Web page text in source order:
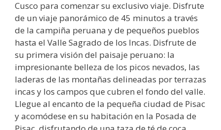
Cusco para comenzar su exclusivo viaje. Disfrute
de un viaje panorámico de 45 minutos a través
de la campiña peruana y de pequeños pueblos
hasta el Valle Sagrado de los Incas. Disfrute de
su primera visión del paisaje peruano: la
impresionante belleza de los picos nevados, las
laderas de las montañas delineadas por terrazas
incas y los campos que cubren el fondo del valle.
Llegue al encanto de la pequeña ciudad de Pisac
y acomódese en su habitación en la Posada de